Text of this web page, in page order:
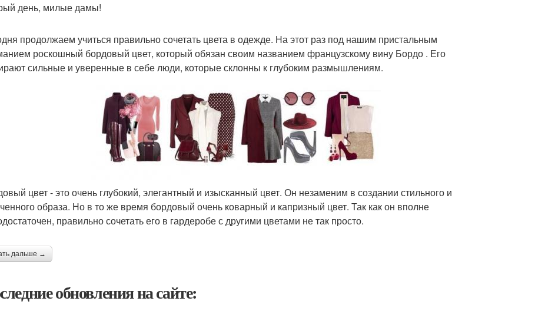
день, милые дамы!
продолжаем учиться правильно сочетать цвета в одежде. На этот раз под нашим пристальным
роскошный бордовый цвет, который обязан своим названием французскому вину Бордо . Его
сильные и уверенные в себе люди, которые склонны к глубоким размышлениям.
цвет - это очень глубокий, элегантный и изысканный цвет. Он незаменим в создании стильного и
образа. Но в то же время бордовый очень коварный и капризный цвет. Так как он вполне
правильно сочетать его в гардеробе с другими цветами не так просто.
дальше →
обновления на сайте: